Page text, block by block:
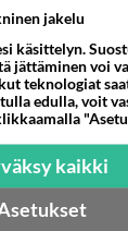
jakelu
käsittelyn.
jättäminen voi
teknologiat
edulla, voit
kaikki